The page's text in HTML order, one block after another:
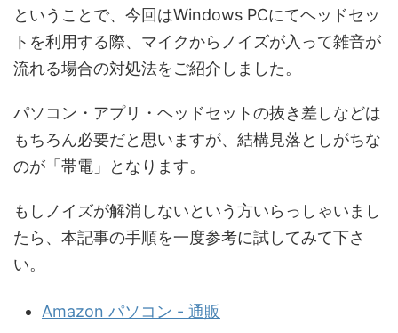
ということで、今回はWindows PCにてヘッドセッ
トを利用する際、マイクからノイズが入って雑音が
流れる場合の対処法をご紹介しました。
パソコン・アプリ・ヘッドセットの抜き差しなどは
もちろん必要だと思いますが、結構見落としがちな
のが「帯電」となります。
もしノイズが解消しないという方いらっしゃいまし
たら、本記事の手順を一度参考に試してみて下さ
い。
Amazon パソコン - 通販